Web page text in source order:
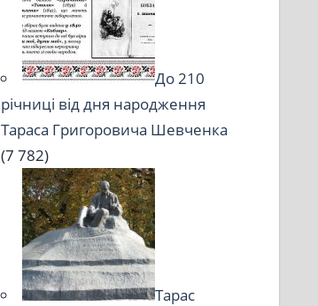
До 210
річниці від дня народження
Тараса Григоровича Шевченка
(7 782)
Тарас